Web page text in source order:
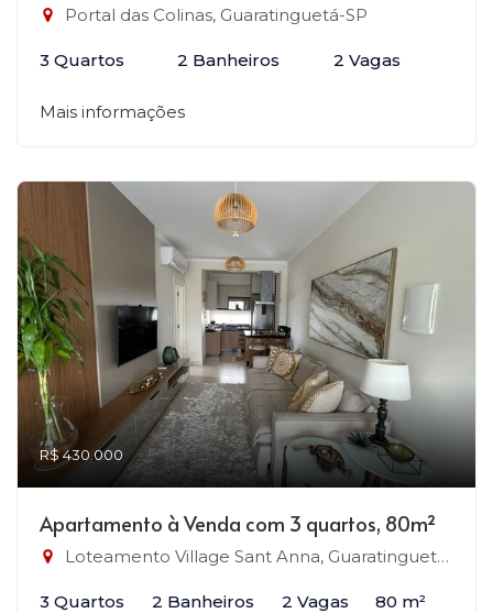
Portal das Colinas, Guaratinguetá-SP
3 Quartos 2 Banheiros 2 Vagas
Mais informações
R$ 430.000
Apartamento à Venda com 3 quartos, 80m²
Loteamento Village Sant Anna, Guaratinguetá-SP
3 Quartos 2 Banheiros 2 Vagas 80 m²